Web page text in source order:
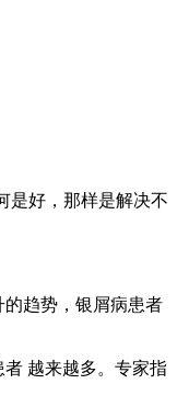
是好，那样是解决不
趋势，银屑病患者
越来越多。专家指